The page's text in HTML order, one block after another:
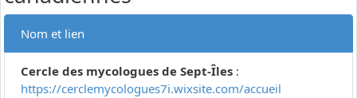
Nom et lien
Cercle des mycologues de Sept-Îles :
https://cerclemycologues7i.wixsite.com/accueil